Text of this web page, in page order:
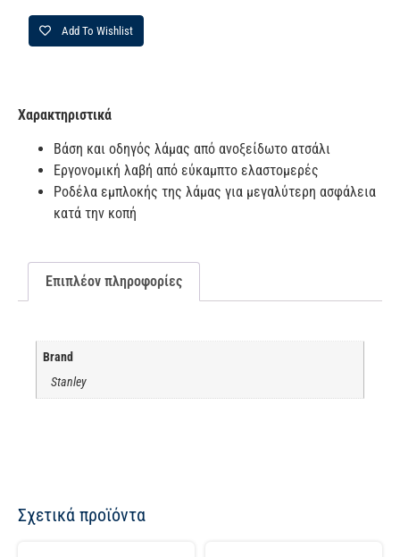
Add To Wishlist
Χαρακτηριστικά
Βάση και οδηγός λάμας από ανοξείδωτο ατσάλι
Εργονομική λαβή από εύκαμπτο ελαστομερές
Ροδέλα εμπλοκής της λάμας για μεγαλύτερη ασφάλεια
κατά την κοπή
Επιπλέον πληροφορίες
Brand
Stanley
Σχετικά προϊόντα